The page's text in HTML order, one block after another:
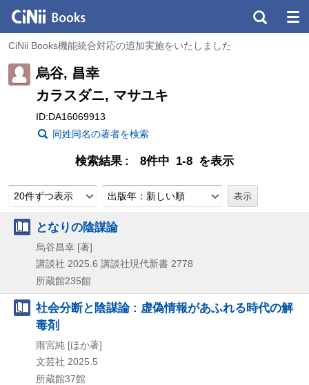
CiNii Books機能統合対応の追加実施をいたしました
烏谷, 昌幸
カラスダニ, マサユキ
ID:DA16069913
同姓同名の著者を検索
検索結果 8件中 1-8 を表示
20件ずつ表示 出版年：新しい順
となりの陰謀論
烏谷昌幸 [著]
講談社 2025.6 講談社現代新書 2778
所蔵館235館
社会分断と陰謀論 : 虚偽情報があふれる時代の解
毒剤
雨宮純 [ほか著]
文芸社 2025.5
所蔵館37館